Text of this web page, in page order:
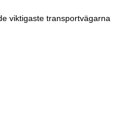
viktigaste transportvägarna